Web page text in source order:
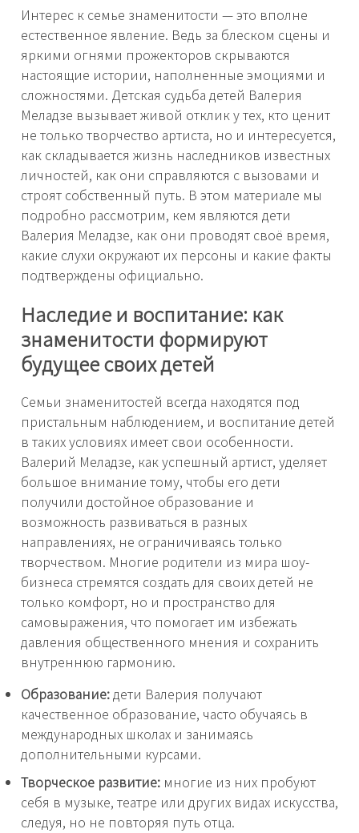
Интерес к семье знаменитости — это вполне
естественное явление. Ведь за блеском сцены и
яркими огнями прожекторов скрываются
настоящие истории, наполненные эмоциями и
сложностями. Детская судьба детей Валерия
Меладзе вызывает живой отклик у тех, кто ценит
не только творчество артиста, но и интересуется,
как складывается жизнь наследников известных
личностей, как они справляются с вызовами и
строят собственный путь. В этом материале мы
подробно рассмотрим, кем являются дети
Валерия Меладзе, как они проводят своё время,
какие слухи окружают их персоны и какие факты
подтверждены официально.
Наследие и воспитание: как
знаменитости формируют
будущее своих детей
Семьи знаменитостей всегда находятся под
пристальным наблюдением, и воспитание детей
в таких условиях имеет свои особенности.
Валерий Меладзе, как успешный артист, уделяет
большое внимание тому, чтобы его дети
получили достойное образование и
возможность развиваться в разных
направлениях, не ограничиваясь только
творчеством. Многие родители из мира шоу-
бизнеса стремятся создать для своих детей не
только комфорт, но и пространство для
самовыражения, что помогает им избежать
давления общественного мнения и сохранить
внутреннюю гармонию.
Образование:дети Валерия получают
качественное образование, часто обучаясь в
международных школах и занимаясь
дополнительными курсами.
Творческое развитие: многие из них пробуют
себя в музыке, театре или других видах искусства,
следуя, но не повторяя путь отца.